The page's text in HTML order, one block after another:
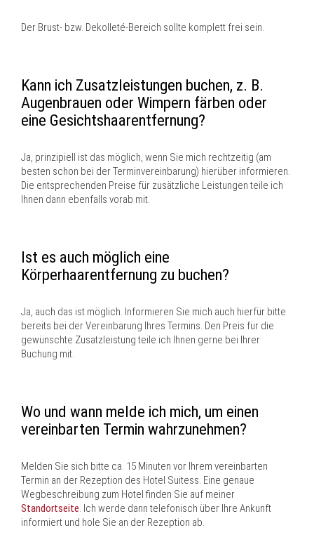
Der Brust- bzw. Dekolleté-Bereich sollte komplett frei sein.
Kann ich Zusatzleistungen buchen, z. B.
Augenbrauen oder Wimpern färben oder
eine Gesichtshaarentfernung?
Ja, prinzipiell ist das möglich, wenn Sie mich rechtzeitig (am
besten schon bei der Terminvereinbarung) hierüber informieren.
Die entsprechenden Preise für zusätzliche Leistungen teile ich
Ihnen dann ebenfalls vorab mit.
Ist es auch möglich eine
Körperhaarentfernung zu buchen?
Ja, auch das ist möglich. Informieren Sie mich auch hierfür bitte
bereits bei der Vereinbarung Ihres Termins. Den Preis für die
gewünschte Zusatzleistung teile ich Ihnen gerne bei Ihrer
Buchung mit.
Wo und wann melde ich mich, um einen
vereinbarten Termin wahrzunehmen?
Melden Sie sich bitte ca. 15 Minuten vor Ihrem vereinbarten
Termin an der Rezeption des Hotel Suitess. Eine genaue
Wegbeschreibung zum Hotel finden Sie auf meiner
Standortseite. Ich werde dann telefonisch über Ihre Ankunft
informiert und hole Sie an der Rezeption ab.